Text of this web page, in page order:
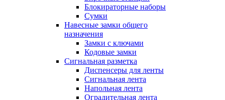
Блокираторные наборы
Сумки
Навесные замки общего
назначения
Замки с ключами
Кодовые замки
Сигнальная разметка
Диспенсеры для ленты
Сигнальная лента
Напольная лента
Оградительная лента